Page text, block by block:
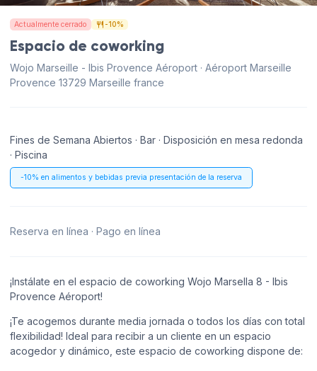
Actualmente cerrado -10%
Espacio de coworking
Wojo Marseille - Ibis Provence Aéroport · Aéroport Marseille
Provence 13729 Marseille france
Fines de Semana Abiertos · Bar · Disposición en mesa redonda
· Piscina
-10% en alimentos y bebidas previa presentación de la reserva
Reserva en línea · Pago en línea
¡Instálate en el espacio de coworking Wojo Marsella 8 - Ibis
Provence Aéroport!
¡Te acogemos durante media jornada o todos los días con total
flexibilidad! Ideal para recibir a un cliente en un espacio
acogedor y dinámico, este espacio de coworking dispone de: